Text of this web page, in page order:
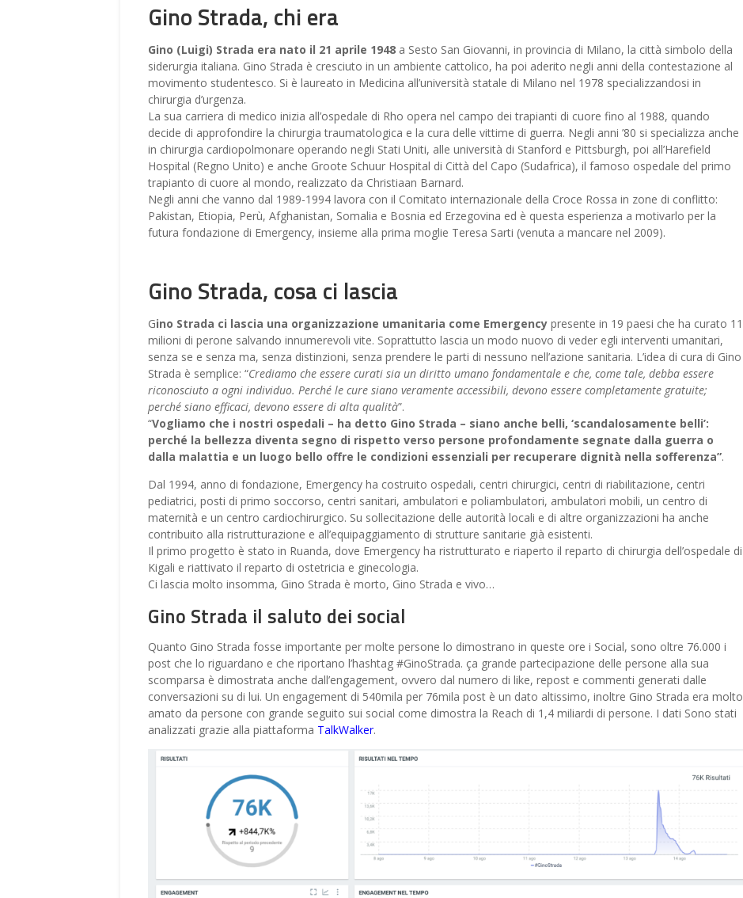
Gino Strada, chi era
Gino (Luigi) Strada era nato il 21 aprile 1948 a Sesto San Giovanni, in provincia di Milano, la città simbolo della
siderurgia italiana. Gino Strada è cresciuto in un ambiente cattolico, ha poi aderito negli anni della contestazione al
movimento studentesco. Si è laureato in Medicina all’università statale di Milano nel 1978 specializzandosi in
chirurgia d’urgenza.
La sua carriera di medico inizia all’ospedale di Rho opera nel campo dei trapianti di cuore fino al 1988, quando
decide di approfondire la chirurgia traumatologica e la cura delle vittime di guerra. Negli anni ’80 si specializza anche
in chirurgia cardiopolmonare operando negli Stati Uniti, alle università di Stanford e Pittsburgh, poi all’Harefield
Hospital (Regno Unito) e anche Groote Schuur Hospital di Città del Capo (Sudafrica), il famoso ospedale del primo
trapianto di cuore al mondo, realizzato da Christiaan Barnard.
Negli anni che vanno dal 1989-1994 lavora con il Comitato internazionale della Croce Rossa in zone di conflitto:
Pakistan, Etiopia, Perù, Afghanistan, Somalia e Bosnia ed Erzegovina ed è questa esperienza a motivarlo per la
futura fondazione di Emergency, insieme alla prima moglie Teresa Sarti (venuta a mancare nel 2009).
Gino Strada, cosa ci lascia
Gino Strada ci lascia una organizzazione umanitaria come Emergency presente in 19 paesi che ha curato 11
milioni di perone salvando innumerevoli vite. Soprattutto lascia un modo nuovo di veder egli interventi umanitari,
senza se e senza ma, senza distinzioni, senza prendere le parti di nessuno nell’azione sanitaria. L’idea di cura di Gino
Strada è semplice: “Crediamo che essere curati sia un diritto umano fondamentale e che, come tale, debba essere
riconosciuto a ogni individuo. Perché le cure siano veramente accessibili, devono essere completamente gratuite;
perché siano efficaci, devono essere di alta qualità”.
“Vogliamo che i nostri ospedali – ha detto Gino Strada – siano anche belli, ‘scandalosamente belli’:
perché la bellezza diventa segno di rispetto verso persone profondamente segnate dalla guerra o
dalla malattia e un luogo bello offre le condizioni essenziali per recuperare dignità nella sofferenza”.
Dal 1994, anno di fondazione, Emergency ha costruito ospedali, centri chirurgici, centri di riabilitazione, centri
pediatrici, posti di primo soccorso, centri sanitari, ambulatori e poliambulatori, ambulatori mobili, un centro di
maternità e un centro cardiochirurgico. Su sollecitazione delle autorità locali e di altre organizzazioni ha anche
contribuito alla ristrutturazione e all’equipaggiamento di strutture sanitarie già esistenti.
Il primo progetto è stato in Ruanda, dove Emergency ha ristrutturato e riaperto il reparto di chirurgia dell’ospedale di
Kigali e riattivato il reparto di ostetricia e ginecologia.
Ci lascia molto insomma, Gino Strada è morto, Gino Strada e vivo…
Gino Strada il saluto dei social
Quanto Gino Strada fosse importante per molte persone lo dimostrano in queste ore i Social, sono oltre 76.000 i
post che lo riguardano e che riportano l’hashtag #GinoStrada. ça grande partecipazione delle persone alla sua
scomparsa è dimostrata anche dall’engagement, ovvero dal numero di like, repost e commenti generati dalle
conversazioni su di lui. Un engagement di 540mila per 76mila post è un dato altissimo, inoltre Gino Strada era molto
amato da persone con grande seguito sui social come dimostra la Reach di 1,4 miliardi di persone. I dati Sono stati
analizzati grazie alla piattaforma TalkWalker.